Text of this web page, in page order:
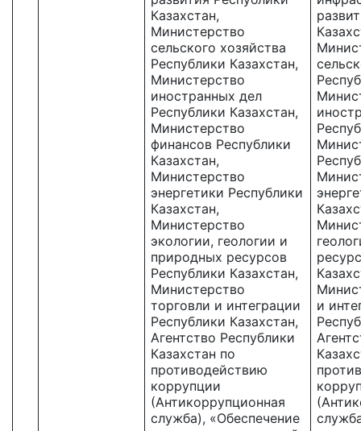
Казахстан,
Министерство
сельского хозяйства
Республики Казахстан,
Министерство
иностранных дел
Республики Казахстан,
Министерство
финансов Республики
Казахстан,
Министерство
энергетики Республики
Казахстан,
Министерство
экологии, геологии и
природных ресурсов
Республики Казахстан,
Министерство
торговли и интеграции
Республики Казахстан,
Агентство Республики
Казахстан по
противодействию
коррупции
(Антикоррупционная
служба), «Обеспечение
и